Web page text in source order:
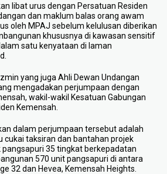
libat urus dengan Persatuan Residen
dan maklum balas orang awam
oleh MPAJ sebelum kelulusan diberikan
khususnya di kawasan sensitif
satu kenyataan di laman
yang juga Ahli Dewan Undangan
mengadakan perjumpaan dengan
wakil-wakil Kesatuan Gabungan
Kemensah.
dalam perjumpaan tersebut adalah
cukai taksiran dan bantahan projek
35 tingkat berkepadatan
570 unit pangsapuri di antara
32 dan Hevea, Kemensah Heights.